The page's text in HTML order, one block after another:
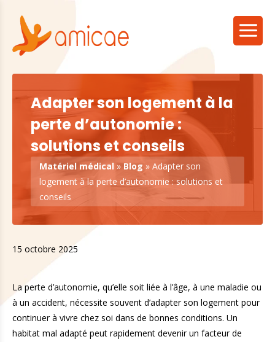
Adapter son logement à la
perte d’autonomie :
solutions et conseils
Matériel médical » Blog » Adapter son
logement à la perte d’autonomie : solutions et
conseils
15 octobre 2025
La perte d’autonomie, qu’elle soit liée à l’âge, à une maladie ou
à un accident, nécessite souvent d’adapter son logement pour
continuer à vivre chez soi dans de bonnes conditions. Un
habitat mal adapté peut rapidement devenir un facteur de